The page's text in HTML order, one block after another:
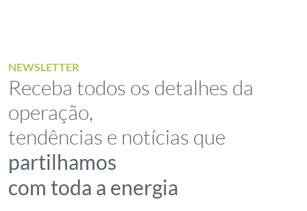
NEWSLETTER
Receba todos os detalhes da
operação,
tendências e notícias que
partilhamos
com toda a energia